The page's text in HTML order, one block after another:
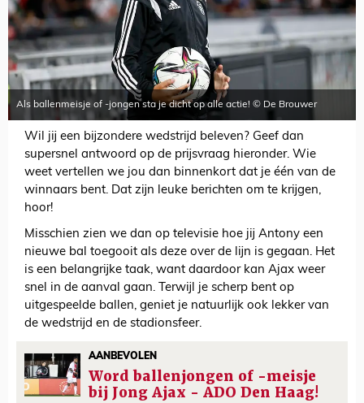
Als ballenmeisje of -jongen sta je dicht op alle actie! © De Brouwer
Wil jij een bijzondere wedstrijd beleven? Geef dan
supersnel antwoord op de prijsvraag hieronder. Wie
weet vertellen we jou dan binnenkort dat je één van de
winnaars bent. Dat zijn leuke berichten om te krijgen,
hoor!
Misschien zien we dan op televisie hoe jij Antony een
nieuwe bal toegooit als deze over de lijn is gegaan. Het
is een belangrijke taak, want daardoor kan Ajax weer
snel in de aanval gaan. Terwijl je scherp bent op
uitgespeelde ballen, geniet je natuurlijk ook lekker van
de wedstrijd en de stadionsfeer.
AANBEVOLEN
Word ballenjongen of -meisje
bij Jong Ajax - ADO Den Haag!